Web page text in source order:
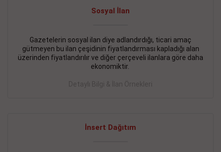
Sosyal İlan
Gazetelerin sosyal ilan diye adlandırdığı, ticari amaç
gütmeyen bu ilan çeşidinin fiyatlandırması kapladığı alan
üzerinden fiyatlandırılır ve diğer çerçeveli ilanlara göre daha
ekonomiktir.
Detaylı Bilgi & İlan Örnekleri
İnsert Dağıtım
İŞYERİ KİRALIK İlanı - 11.09.2018
BEYLİKDÜZÜ Kavaklıda 4 katlı bina